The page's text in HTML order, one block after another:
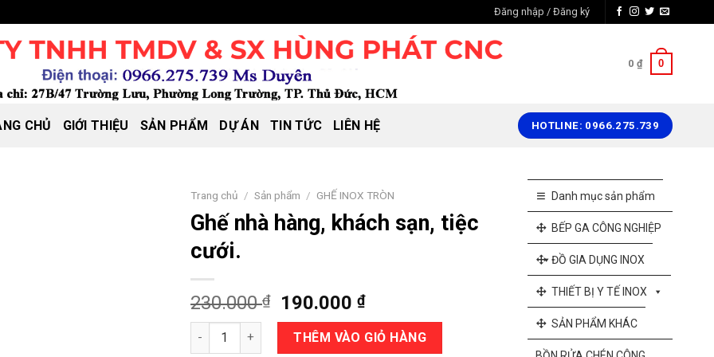
Đăng nhập / Đăng ký
0 ₫ 0
CHỦ GIỚI THIỆU SẢN PHẨM DỰ ÁN TIN TỨC LIÊN HỆ HOTLINE: 0966.275.739
Trang chủ / Sản phẩm / GHẾ INOX TRÒN
Ghế nhà hàng, khách sạn, tiệc
cưới.
230.000₫
Giá
gốc
là:
190.000₫Giá
hiện
tại
Ghế nhà hàng, khách sạn, tiệc cưới. số lượng
THÊM VÀO GIỎ HÀNG
Danh mục sản phẩm
BẾP GA CÔNG NGHIỆP
ĐỒ GIA DỤNG INOX
THIẾT BỊ Y TẾ INOX
SẢN PHẨM KHÁC